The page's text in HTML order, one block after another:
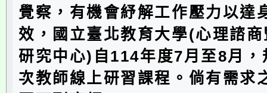
覺察，有機會紓解工作壓力以達
效，國立臺北教育大學(心理諮
研究中心)自114年度7月至8月，
次教師線上研習課程。倘有需求